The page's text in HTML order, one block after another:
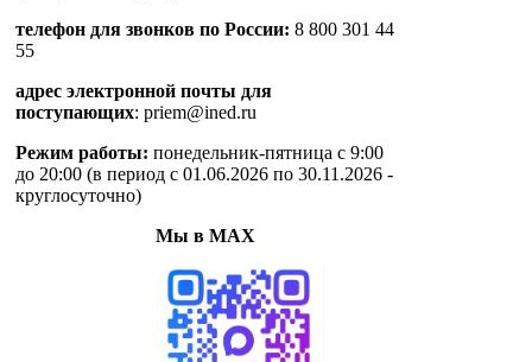
телефон для звонков по России: 8 800 301 44
55
адрес электронной почты для
поступающих: priem@ined.ru
Режим работы: понедельник-пятница с 9:00
до 20:00 (в период с 01.06.2026 по 30.11.2026 -
круглосуточно)
Мы в MAX